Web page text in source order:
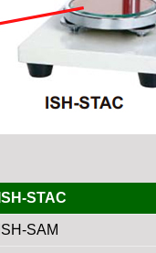
ISH-STAC
ISH-SAM